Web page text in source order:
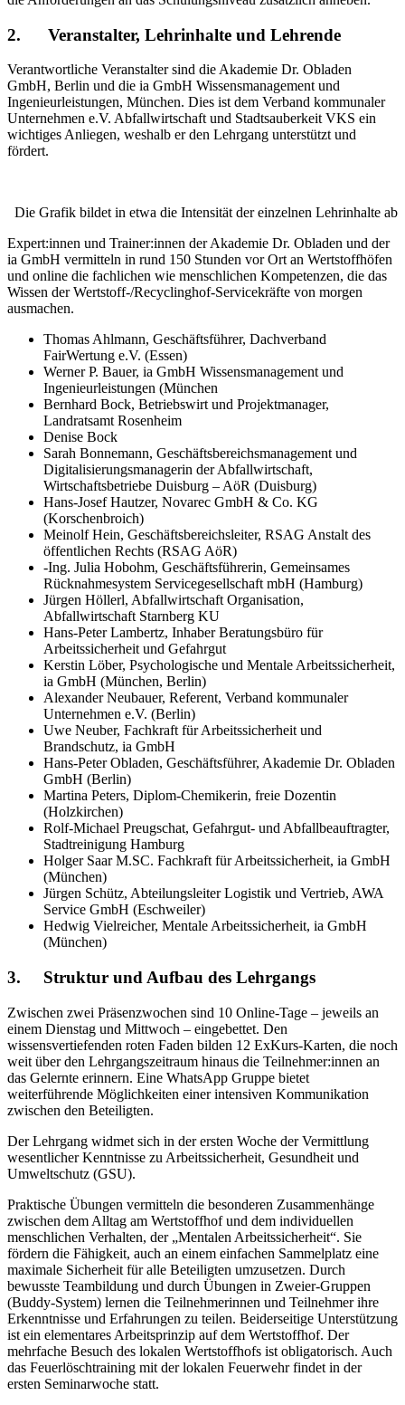
2. Veranstalter, Lehrinhalte und Lehrende
Verantwortliche Veranstalter sind die Akademie Dr. Obladen
GmbH, Berlin und die ia GmbH Wissensmanagement und
Ingenieurleistungen, München. Dies ist dem Verband kommunaler
Unternehmen e.V. Abfallwirtschaft und Stadtsauberkeit VKS ein
wichtiges Anliegen, weshalb er den Lehrgang unterstützt und
fördert.
Die Grafik bildet in etwa die Intensität der einzelnen Lehrinhalte ab
Expert:innen und Trainer:innen der Akademie Dr. Obladen und der
ia GmbH vermitteln in rund 150 Stunden vor Ort an Wertstoffhöfen
und online die fachlichen wie menschlichen Kompetenzen, die das
Wissen der Wertstoff-/Recyclinghof-Servicekräfte von morgen
ausmachen.
Thomas Ahlmann, Geschäftsführer, Dachverband
FairWertung e.V. (Essen)
Werner P. Bauer, ia GmbH Wissensmanagement und
Ingenieurleistungen (München
Bernhard Bock, Betriebswirt und Projektmanager,
Landratsamt Rosenheim
Denise Bock
Sarah Bonnemann, Geschäftsbereichsmanagement und
Digitalisierungs­managerin der Abfallwirtschaft,
Wirtschaftsbetriebe Duisburg – AöR (Duisburg)
Hans-Josef Hautzer, Novarec GmbH & Co. KG
(Korschenbroich)
Meinolf Hein, Geschäftsbereichsleiter, RSAG Anstalt des
öffentlichen Rechts (RSAG AöR)
-Ing. Julia Hobohm, Geschäftsführerin, Gemeinsames
Rücknahmesystem Servicegesell­schaft mbH (Hamburg)
Jürgen Höllerl, Abfallwirtschaft Organisation,
Abfallwirtschaft Starnberg KU
Hans-Peter Lambertz, Inhaber Beratungsbüro für
Arbeitssicherheit und Gefahrgut
Kerstin Löber, Psychologische und Mentale Arbeitssicherheit,
ia GmbH (München, Berlin)
Alexander Neubauer, Referent, Verband kommunaler
Unternehmen e.V. (Berlin)
Uwe Neuber, Fachkraft für Arbeitssicherheit und
Brandschutz, ia GmbH
Hans-Peter Obladen, Geschäftsführer, Akademie Dr. Obladen
GmbH (Berlin)
Martina Peters, Diplom-Chemikerin, freie Dozentin
(Holzkirchen)
Rolf-Michael Preugschat, Gefahrgut- und Abfallbeauftragter,
Stadtreinigung Hamburg
Holger Saar M.SC. Fachkraft für Arbeitssicherheit, ia GmbH
(München)
Jürgen Schütz, Abteilungsleiter Logistik und Vertrieb, AWA
Service GmbH (Eschweiler)
Hedwig Vielreicher, Mentale Arbeitssicherheit, ia GmbH
(München)
3. Struktur und Aufbau des Lehrgangs
Zwischen zwei Präsenzwochen sind 10 Online-Tage – jeweils an
einem Dienstag und Mittwoch – eingebettet. Den
wissensvertiefenden roten Faden bilden 12 ExKurs-Karten, die noch
weit über den Lehrgangszeitraum hinaus die Teilnehmer:innen an
das Gelernte erinnern. Eine WhatsApp Gruppe bietet
weiterführende Möglichkeiten einer intensiven Kommunikation
zwischen den Beteiligten.
Der Lehrgang widmet sich in der ersten Woche der Vermittlung
wesentlicher Kenntnisse zu Arbeitssicherheit, Gesundheit und
Umweltschutz (GSU).
Praktische Übungen vermitteln die besonderen Zusammenhänge
zwischen dem Alltag am Wertstoffhof und dem individuellen
menschlichen Verhalten, der „Mentalen Arbeitssicherheit“. Sie
fördern die Fähigkeit, auch an einem einfachen Sammelplatz eine
maximale Sicherheit für alle Beteiligten umzusetzen. Durch
bewusste Teambildung und durch Übungen in Zweier-Gruppen
(Buddy-System) lernen die Teilnehmerinnen und Teilnehmer ihre
Erkenntnisse und Erfahrungen zu teilen. Beiderseitige Unterstützung
ist ein elementares Arbeitsprinzip auf dem Wertstoffhof. Der
mehrfache Besuch des lokalen Wertstoffhofs ist obligatorisch. Auch
das Feuerlöschtraining mit der lokalen Feuerwehr findet in der
ersten Seminarwoche statt.